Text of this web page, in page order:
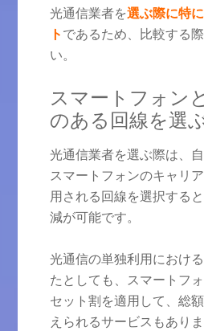
光通信業者を選ぶ際に特
トであるため、比較する
い。
スマートフォン
のある回線を選
光通信業者を選ぶ際は、
スマートフォンのキャリ
用される回線を選択する
減が可能です。
光通信の単独利用におけ
たとしても、スマートフ
セット割を適用して、総
えられるサービスもありま